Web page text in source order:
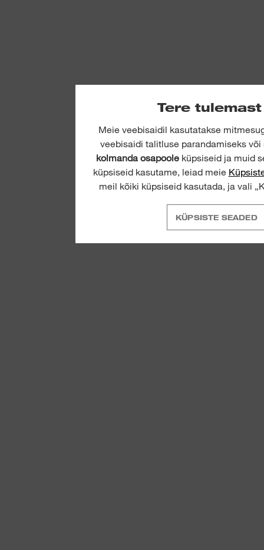
Tere tulemast
Meie veebisaidil kasutatakse
veebisaidi talitluse parandamiseks
kolmanda osapooleküpsiseid ja muid
küpsiseid kasutame, leiad meie
meil kõiki küpsiseid kasutada, ja vali
KÜPSISTE SEADED